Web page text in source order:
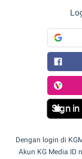
Sign
Dengan login di
Akun KG Media ID